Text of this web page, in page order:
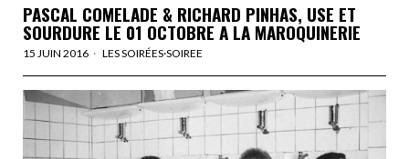
PASCAL COMELADE & RICHARD PINHAS, USE ET
SOURDURE LE 01 OCTOBRE A LA MAROQUINERIE
15 JUIN 2016 LES SOIRÉES·SOIREE